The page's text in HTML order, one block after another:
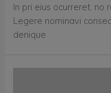
In pri eius ocurreret, no
Legere nominavi
denique